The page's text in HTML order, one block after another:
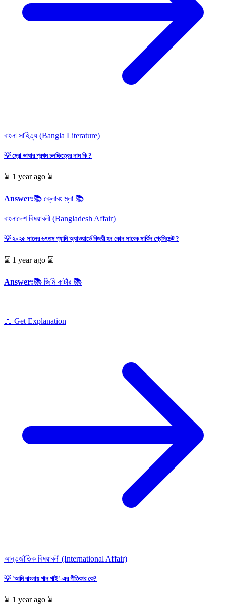
বাংলা সাহিত্য (Bangla Literature)
💡 ম্রো ভাষার প্রথম চলচ্চিত্রের নাম কি ?
⌛ 1 year ago ⌛
Answer:📚 ক্লোবং ম্লা 📚
বাংলাদেশ বিষয়াবলী (Bangladesh Affair)
💡 ২০২৫ সালের ৬৭তম গ্যামি অ্যাওয়ার্ডে বিজয়ী হন কোন সাবেক মার্কিন প্রেসিডেন্ট ?
⌛ 1 year ago ⌛
Answer:📚 জিমি কার্টার 📚
📖 Get Explanation
আন্তর্জাতিক বিষয়াবলী (International Affair)
💡 'আমি বাংলায় গান গাই'-এর গীতিকার কে?
⌛ 1 year ago ⌛